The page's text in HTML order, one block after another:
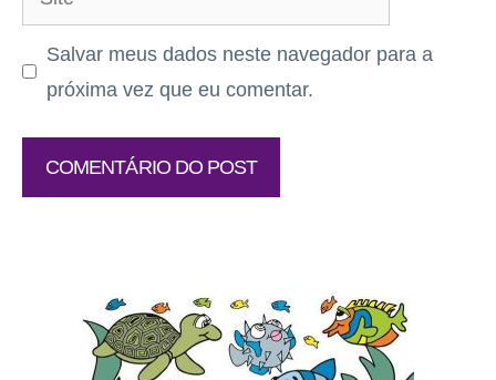
Salvar meus dados neste navegador para a
próxima vez que eu comentar.